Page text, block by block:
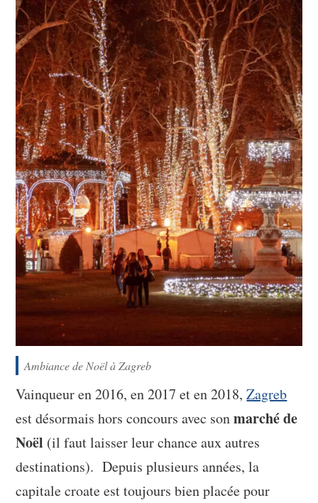
Ambiance de Noël à Zagreb
Vainqueur en 2016, en 2017 et en 2018,Zagreb
est désormais hors concours avec sonmarché de
Noël (il faut laisser leur chance aux autres
destinations). Depuis plusieurs années, la
capitale croate est toujours bien placée pour